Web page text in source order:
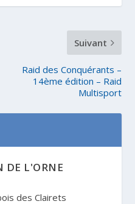
Suivant
Raid des Conquérants –
14ème édition – Raid
Multisport
DE L'ORNE
des Clairets